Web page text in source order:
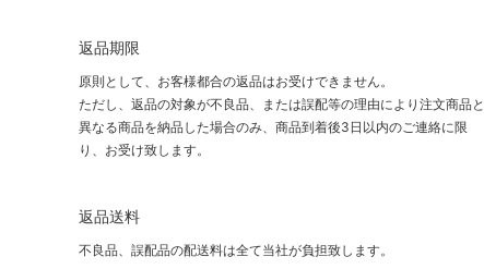
返品期限
原則として、お客様都合の返品はお受けできません。
ただし、返品の対象が不良品、または誤配等の理由により注文商品と
異なる商品を納品した場合のみ、商品到着後3日以内のご連絡に限
り、お受け致します。
返品送料
不良品、誤配品の配送料は全て当社が負担致します。